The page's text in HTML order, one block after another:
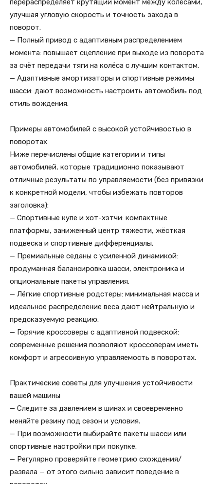
перераспределяет крутящий момент между колёсами,
улучшая угловую скорость и точность захода в
поворот.
— Полный привод с адаптивным распределением
момента: повышает сцепление при выходе из поворота
за счёт передачи тяги на колёса с лучшим контактом.
— Адаптивные амортизаторы и спортивные режимы
шасси: дают возможность настроить автомобиль под
стиль вождения.
Примеры автомобилей с высокой устойчивостью в
поворотах
Ниже перечислены общие категории и типы
автомобилей, которые традиционно показывают
отличные результаты по управляемости (без привязки
к конкретной модели, чтобы избежать повторов
заголовка):
— Спортивные купе и хот-хэтчи: компактные
платформы, заниженный центр тяжести, жёсткая
подвеска и спортивные дифференциалы.
— Премиальные седаны с усиленной динамикой:
продуманная балансировка шасси, электроника и
опциональные пакеты управления.
— Лёгкие спортивные родстеры: минимальная масса и
идеальное распределение веса дают нейтральную и
предсказуемую реакцию.
— Горячие кроссоверы с адаптивной подвеской:
современные решения позволяют кроссоверам иметь
комфорт и агрессивную управляемость в поворотах.
Практические советы для улучшения устойчивости
вашей машины
— Следите за давлением в шинах и своевременно
меняйте резину под сезон и условия.
— При возможности выбирайте пакеты шасси или
спортивные настройки при покупке.
— Регулярно проверяйте геометрию схождения/
развала — от этого сильно зависит поведение в